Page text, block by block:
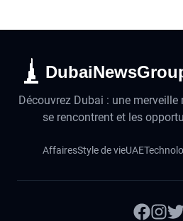
Découvrez Dubai : une
se rencontrent et les
AffairesStyle de vieUAE